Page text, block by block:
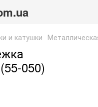
и катушки
050)